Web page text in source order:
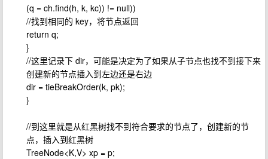
(q = ch.find(h, k, kc)) != null))
//找到相同的 key，将节点返回
return q;
}
//这里记录下 dir，可能是决定为了如果从子节点也找不到接下来
创建新的节点插入到左边还是右边
dir = tieBreakOrder(k, pk);
}
//到这里就是从红黑树找不到符合要求的节点了，创建新的节
点，插入到红黑树
TreeNode<K,V> xp = p;